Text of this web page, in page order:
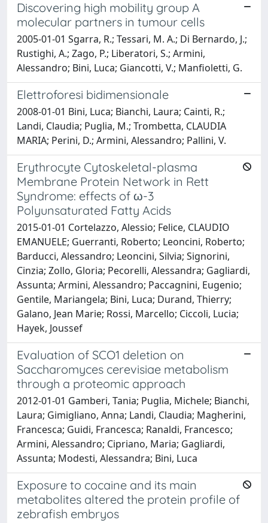
Discovering high mobility group A
molecular partners in tumour cells
2005-01-01 Sgarra, R.; Tessari, M. A.; Di Bernardo, J.;
Rustighi, A.; Zago, P.; Liberatori, S.; Armini,
Alessandro; Bini, Luca; Giancotti, V.; Manfioletti, G.
Elettroforesi bidimensionale
2008-01-01 Bini, Luca; Bianchi, Laura; Cainti, R.;
Landi, Claudia; Puglia, M.; Trombetta, CLAUDIA
MARIA; Perini, D.; Armini, Alessandro; Pallini, V.
Erythrocyte Cytoskeletal-plasma
Membrane Protein Network in Rett
Syndrome: effects of ω-3
Polyunsaturated Fatty Acids
2015-01-01 Cortelazzo, Alessio; Felice, CLAUDIO
EMANUELE; Guerranti, Roberto; Leoncini, Roberto;
Barducci, Alessandro; Leoncini, Silvia; Signorini,
Cinzia; Zollo, Gloria; Pecorelli, Alessandra; Gagliardi,
Assunta; Armini, Alessandro; Paccagnini, Eugenio;
Gentile, Mariangela; Bini, Luca; Durand, Thierry;
Galano, Jean Marie; Rossi, Marcello; Ciccoli, Lucia;
Hayek, Joussef
Evaluation of SCO1 deletion on
Saccharomyces cerevisiae metabolism
through a proteomic approach
2012-01-01 Gamberi, Tania; Puglia, Michele; Bianchi,
Laura; Gimigliano, Anna; Landi, Claudia; Magherini,
Francesca; Guidi, Francesca; Ranaldi, Francesco;
Armini, Alessandro; Cipriano, Maria; Gagliardi,
Assunta; Modesti, Alessandra; Bini, Luca
Exposure to cocaine and its main
metabolites altered the protein profile of
zebrafish embryos